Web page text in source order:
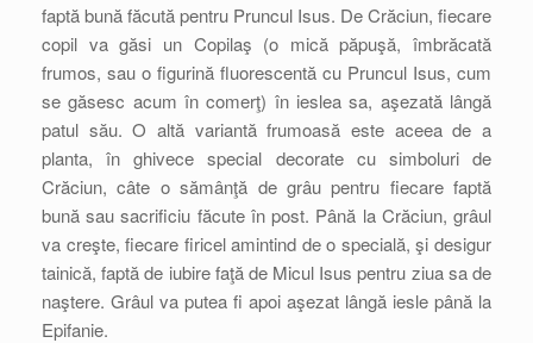
faptă bună făcută pentru Pruncul Isus. De Crăciun, fiecare
copil va găsi un Copilaş (o mică păpuşă, îmbrăcată
frumos, sau o figurină fluorescentă cu Pruncul Isus, cum
se găsesc acum în comerţ) în ieslea sa, aşezată lângă
patul său. O altă variantă frumoasă este aceea de a
planta, în ghivece special decorate cu simboluri de
Crăciun, câte o sămânţă de grâu pentru fiecare faptă
bună sau sacrificiu făcute în post. Până la Crăciun, grâul
va creşte, fiecare firicel amintind de o specială, şi desigur
tainică, faptă de iubire faţă de Micul Isus pentru ziua sa de
naştere. Grâul va putea fi apoi aşezat lângă iesle până la
Epifanie.